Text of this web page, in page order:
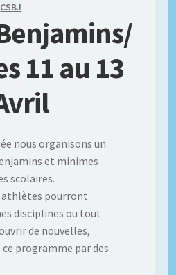
CSBJ
11 au 13
nous organisons un
et minimes
scolaires.
athlètes pourront
disciplines ou tout
de nouvelles,
programme par des